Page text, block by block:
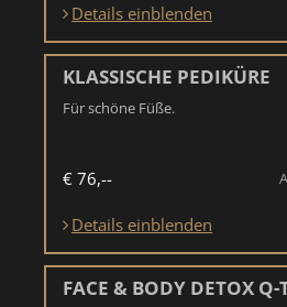
Details einblenden
KLASSISCHE PEDIKÜRE
Für schöne Füße.
€ 76,--
Details einblenden
FACE & BODY DETOX Q-